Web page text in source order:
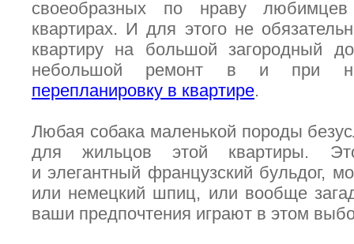
своеобразных по нраву
квартирах. И для этого не
квартиру на большой загородный
небольшой ремонт в и при
перепланировку в квартире.
Любая собака маленькой породы
для жильцов этой квартиры.
и элегантный французский бульдог,
или немецкий шпиц, или вообще
ваши предпочтения играют в этом